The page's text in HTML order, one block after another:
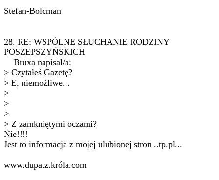
Stefan-Bolcman
28. RE: WSPÓLNE SŁUCHANIE RODZINY
POSZEPSZYŃSKICH
Bruxa napisał/a:
> Czytałeś Gazetę?
> E, niemożliwe...
>
>
>
> Z zamkniętymi oczami?
Nie!!!!
Jest to informacja z mojej ulubionej stron ..tp.pl...
www.dupa.z.króla.com